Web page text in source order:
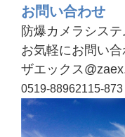
お問い合わせ
防爆カメラシステ
お気軽にお問い合
ザエックス
0519-88962115-873